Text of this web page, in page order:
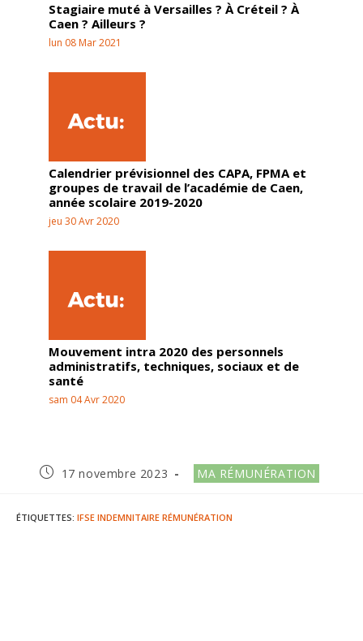
Stagiaire muté à Versailles ? À Créteil ? À
Caen ? Ailleurs ?
lun 08 Mar 2021
Calendrier prévisionnel des CAPA, FPMA et
groupes de travail de l’académie de Caen,
année scolaire 2019-2020
jeu 30 Avr 2020
Mouvement intra 2020 des personnels
administratifs, techniques, sociaux et de
santé
sam 04 Avr 2020
17 novembre 2023 MA RÉMUNÉRATION
ÉTIQUETTES: IFSE INDEMNITAIRE RÉMUNÉRATION